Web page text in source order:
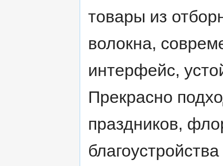
товары из
волокна,
интерфейс,
Прекрасно
праздников,